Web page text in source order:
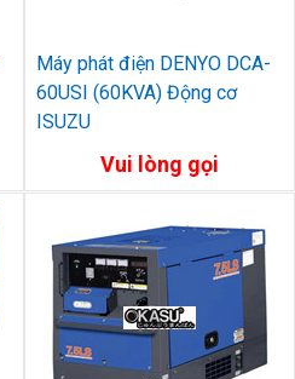
Máy phát điện DENYO DCA-
60USI (60KVA) Động cơ
ISUZU
Vui lòng gọi